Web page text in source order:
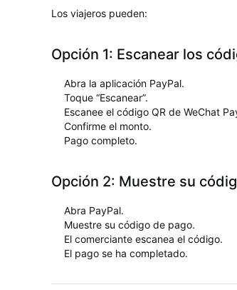
Los viajeros pueden:
Opción 1: Escanear los
Abra la aplicación PayPal.
Toque “Escanear”.
Escanee el código QR de WeChat
Confirme el monto.
Pago completo.
Opción 2: Muestre su
Abra PayPal.
Muestre su código de pago.
El comerciante escanea el código.
El pago se ha completado.